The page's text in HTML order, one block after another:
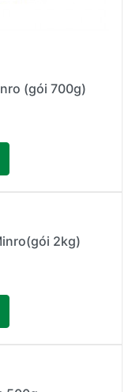
(gói 700g)
2kg)